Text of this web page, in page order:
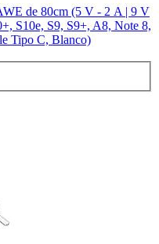
de 80cm (5 V - 2 A | 9 V
S10e, S9, S9+, A8, Note 8,
Tipo C, Blanco)